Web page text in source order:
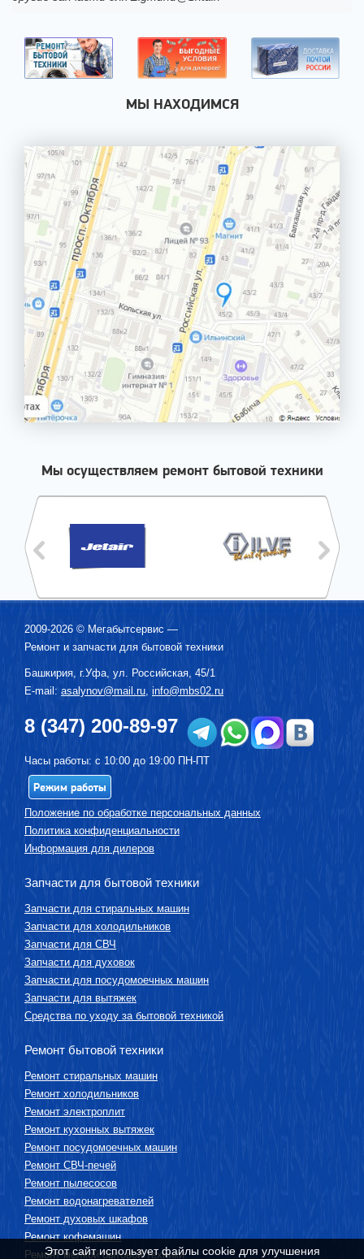
МЫ НАХОДИМСЯ
Мы осуществляем ремонт бытовой техники
2009-2026 © Мегабытсервис —
Ремонт и запчасти для бытовой техники
Башкирия, г.Уфа ул. Российская, 45/1
E-mail: asalynov@mail.ru info@mbs02.ru
8 (347) 200-89-97
Часы работы: с 10:00 до 19:00 ПН-ПТ
Режим работы
Положение по обработке персональных данных
Политика конфиденциальности
Информация для дилеров
Запчасти для бытовой техники
Запчасти для стиральных машин
Запчасти для холодильников
Запчасти для СВЧ
Запчасти для духовок
Запчасти для посудомоечных машин
Запчасти для вытяжек
Средства по уходу за бытовой техникой
Ремонт бытовой техники
Ремонт стиральных машин
Ремонт холодильников
Ремонт электроплит
Ремонт кухонных вытяжек
Ремонт посудомоечных машин
Ремонт СВЧ-печей
Ремонт пылесосов
Ремонт водонагревателей
Ремонт духовых шкафов
Ремонт кофемашин
Ремонт мелкой бытовой техники
Этот сайт использует файлы cookie для улучшения